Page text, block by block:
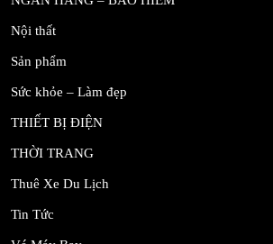
Nội thất
Sản phẩm
Sức khỏe – Làm đẹp
THIẾT BỊ ĐIỆN
THỜI TRANG
Thuê Xe Du Lịch
Tin Tức